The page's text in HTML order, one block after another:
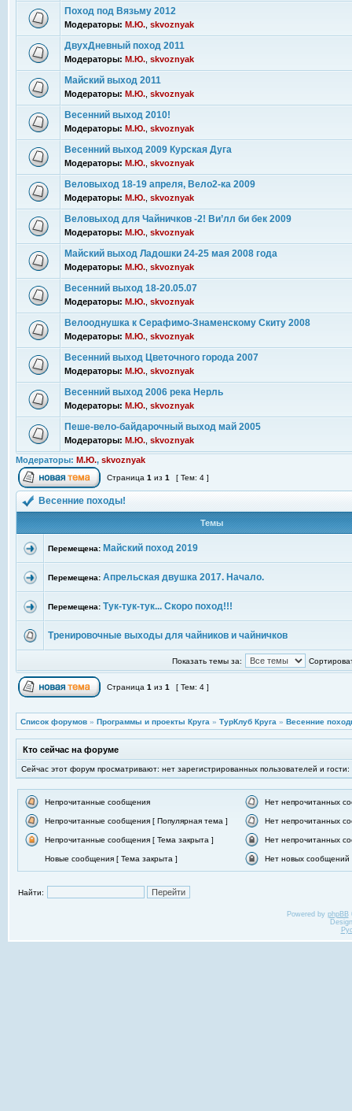
Поход под Вязьму 2012
Модераторы: М.Ю. skvoznyak
ДвухДневный поход 2011
Модераторы: М.Ю. skvoznyak
Майский выход 2011
Модераторы: М.Ю. skvoznyak
Весенний выход 2010!
Модераторы: М.Ю. skvoznyak
Весенний выход 2009 Курская Дуга
Модераторы: М.Ю. skvoznyak
Веловыход 18-19 апреля, Вело2-ка 2009
Модераторы: М.Ю. skvoznyak
Веловыход для Чайничков -2! Ви’лл би бек 2009
Модераторы: М.Ю. skvoznyak
Майский выход Ладошки 24-25 мая 2008 года
Модераторы: М.Ю. skvoznyak
Весенний выход 18-20.05.07
Модераторы: М.Ю. skvoznyak
Велооднушка к Серафимо-Знаменскому Скиту 2008
Модераторы: М.Ю. skvoznyak
Весенний выход Цветочного города 2007
Модераторы: М.Ю. skvoznyak
Весенний выход 2006 река Нерль
Модераторы: М.Ю. skvoznyak
Пеше-вело-байдарочный выход май 2005
Модераторы: М.Ю. skvoznyak
Модераторы: М.Ю., skvoznyak
Страница 1 из 1 [ Тем: 4 ]
Весенние походы!
Темы
Перемещена: Майский поход 2019
Перемещена: Апрельская двушка 2017. Начало.
Перемещена: Тук-тук-тук... Скоро поход!!!
Тренировочные выходы для чайников и чайничков
Показать темы за:
Страница 1 из 1 [ Тем: 4 ]
Список форумов » Программы и проекты Круга » ТурКлуб Круга » Весенние
Кто сейчас на форуме
Сейчас этот форум просматривают: нет зарегистрированных пользователей и гости:
Непрочитанные сообщения Нет непрочитанных
Непрочитанные сообщения [ Популярная тема ] Нет непрочитанных
Непрочитанные сообщения [ Тема закрыта ] Нет непрочитанных
Новые сообщения [ Тема закрыта ] Нет новых сообщений
Найти:
Powered by phpBB